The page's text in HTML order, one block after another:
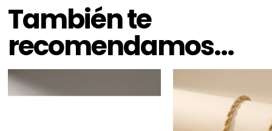
También te
recomendamos…